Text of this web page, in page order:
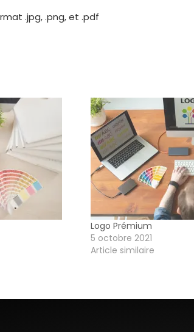
.jpg, .png, et .pdf
Logo Prémium
5 octobre 2021
Article similaire